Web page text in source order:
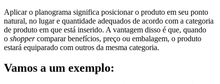
Aplicar o planograma significa posicionar o produto em seu ponto
natural, no lugar e quantidade adequados de acordo com a categoria
de produto em que está inserido. A vantagem disso é que, quando
o shoppercomparar benefícios, preço ou embalagem, o produto
estará equiparado com outros da mesma categoria.
Vamos a um exemplo: